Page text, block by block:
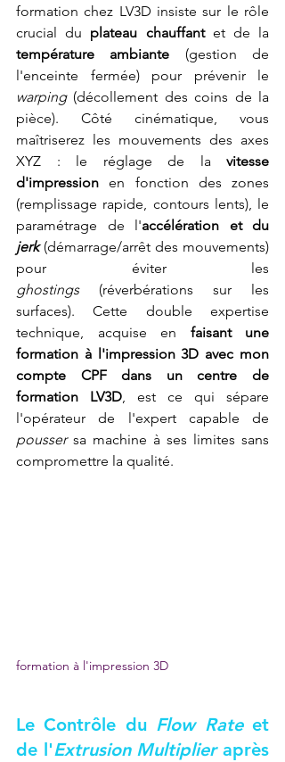
formation chez LV3D insiste sur le rôle
crucial du plateau chauffant
température ambiante (gestion de
warping (décollement des coins de la
pièce). Côté cinématique, vous
maîtriserez les mouvements des axes
XYZ : le réglage de la vitesse
d'impression en fonction des zones
(remplissage rapide, contours lents), le
paramétrage de l'
jerk (démarrage/arrêt des mouvements)
ghostings (réverbérations sur les
surfaces). Cette double expertise
technique, acquise en faisant une
formation à l'impression 3D avec mon
compte CPF dans un centre de
formation LV3D, est ce qui sépare
pousser sa machine à ses limites sans
compromettre la qualité.
formation à l'impression 3D
Le Contrôle du Flow Rate et
de l'Extrusion Multiplier